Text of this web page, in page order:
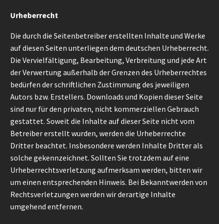
Urheberrecht
Die durch die Seitenbetreiber erstellten Inhalte und Werke
auf diesen Seiten unterliegen dem deutschen Urheberrecht.
Die Vervielfältigung, Bearbeitung, Verbreitung und jede Art
der Verwertung außerhalb der Grenzen des Urheberrechtes
bedürfen der schriftlichen Zustimmung des jeweiligen
Autors bzw. Erstellers. Downloads und Kopien dieser Seite
sind nur für den privaten, nicht kommerziellen Gebrauch
gestattet. Soweit die Inhalte auf dieser Seite nicht vom
Betreiber erstellt wurden, werden die Urheberrechte
Dritter beachtet. Insbesondere werden Inhalte Dritter als
solche gekennzeichnet. Sollten Sie trotzdem auf eine
Urheberrechtsverletzung aufmerksam werden, bitten wir
um einen entsprechenden Hinweis. Bei Bekanntwerden von
Rechtsverletzungen werden wir derartige Inhalte
umgehend entfernen.